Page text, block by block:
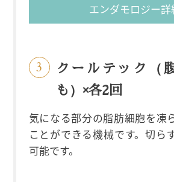
エンダモロジー詳
クールテック（
も）×各2回
気になる部分の脂肪細胞を凍
ことができる機械です。切ら
可能です。